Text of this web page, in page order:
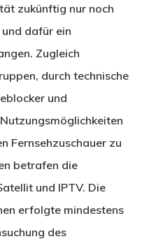
zukünftig nur noch
dafür ein
Zugleich
durch technische
und
Fernsehzuschauer zu
betrafen die
und IPTV. Die
erfolgte mindestens
des